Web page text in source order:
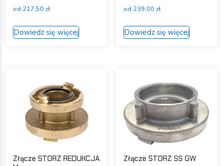
od 217,50 zł
Dowiedz się więcejprodukt
można
wybrać
na
stronie
od 239,00 zł
Dowiedz się więcejprodukt
Opcje
można
wybrać
na
stronie
Złącze STORZ REDUKCJA
Złącze STORZ SS GW